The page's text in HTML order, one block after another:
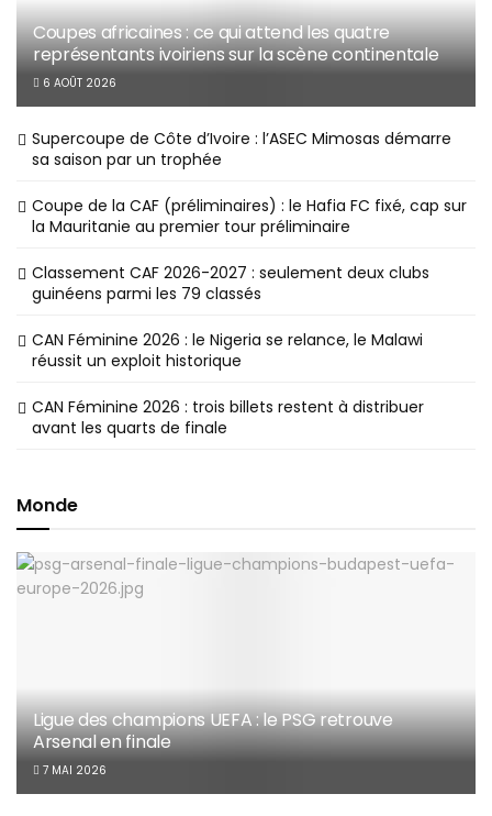
Coupes africaines : ce qui attend les quatre
représentants ivoiriens sur la scène continentale
6 AOÛT 2026
Supercoupe de Côte d’Ivoire : l’ASEC Mimosas démarre
sa saison par un trophée
Coupe de la CAF (préliminaires) : le Hafia FC fixé, cap sur
la Mauritanie au premier tour préliminaire
Classement CAF 2026-2027 : seulement deux clubs
guinéens parmi les 79 classés
CAN Féminine 2026 : le Nigeria se relance, le Malawi
réussit un exploit historique
CAN Féminine 2026 : trois billets restent à distribuer
avant les quarts de finale
Monde
Ligue des champions UEFA : le PSG retrouve
Arsenal en finale
7 MAI 2026